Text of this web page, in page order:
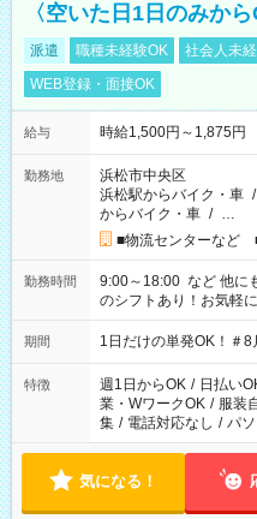
〈空いた日1日のみか
派遣 職種未経験OK 社会人未
WEB登録・面接OK
給与 時給1,500円～1,875円
勤務地
浜松市中央区
浜松駅からバイク・車 /
からバイク・車 / …
■物流センターなど
勤務時間
9:00～18:00 など 他にも ▼10:00～19:00 ▼18:00～21:00 など
のシフトあり！お気軽
期間 1日だけの単発OK！＃
特徴 週1日からOK / 日払い
業・WワークOK / 服装
集 / 電話対応なし / パ
気になる！